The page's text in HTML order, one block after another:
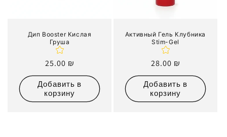
Дип Booster Кислая
Груша
Обычная
цена
25.00 ₪
Добавить в
корзину
Активный Гель Клубника
Stim-Gel
Обычная
цена
28.00 ₪
Добавить в
корзину